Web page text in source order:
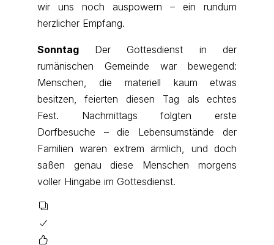
wir uns noch auspowern – ein rundum
herzlicher Empfang.
SonntagDer Gottesdienst in der
rumänischen Gemeinde war bewegend:
Menschen, die materiell kaum etwas
besitzen, feierten diesen Tag als echtes
Fest. Nachmittags folgten erste
Dorfbesuche – die Lebensumstände der
Familien waren extrem ärmlich, und doch
saßen genau diese Menschen morgens
voller Hingabe im Gottesdienst.